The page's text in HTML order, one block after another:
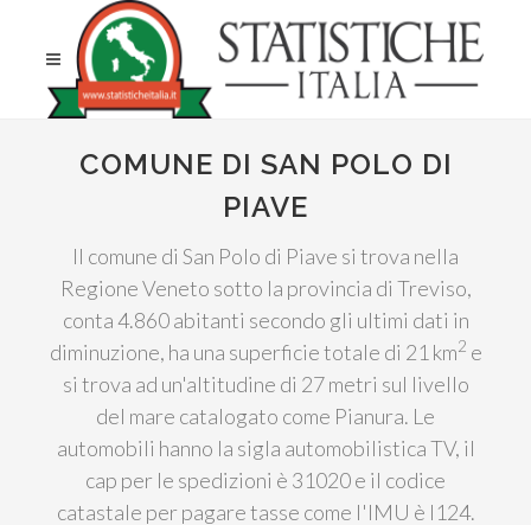
COMUNE DI SAN POLO DI
PIAVE
Il comune di San Polo di Piave si trova nella
Regione Veneto sotto la provincia di Treviso,
conta 4.860 abitanti secondo gli ultimi dati in
diminuzione, ha una superficie totale di 21 km2 e
si trova ad un'altitudine di 27 metri sul livello
del mare catalogato come Pianura. Le
automobili hanno la sigla automobilistica TV, il
cap per le spedizioni è 31020 e il codice
catastale per pagare tasse come l'IMU è I124.